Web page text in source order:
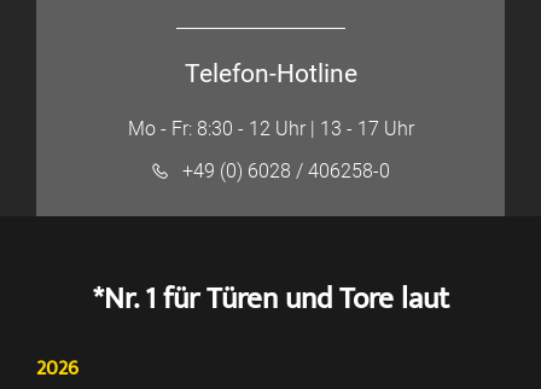
Telefon-Hotline
Mo - Fr: 8:30 - 12 Uhr | 13 - 17 Uhr
+49 (0) 6028 / 406258-0
*Nr. 1 für Türen und Tore laut
2026